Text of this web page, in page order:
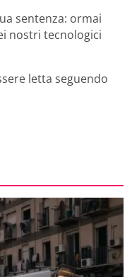
sentenza: ormai
nostri tecnologici
letta seguendo